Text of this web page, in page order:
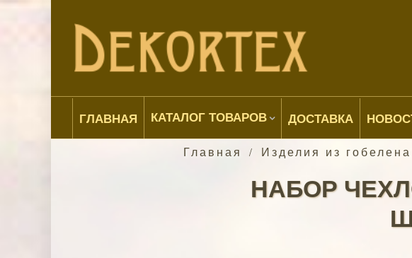
ГЛАВНАЯ КАТАЛОГ ТОВАРОВ ДОСТАВКА
Главная / Изделия из гобелена
НАБОР